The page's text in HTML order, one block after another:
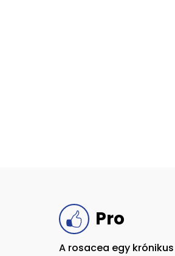
Pro
A rosacea egy